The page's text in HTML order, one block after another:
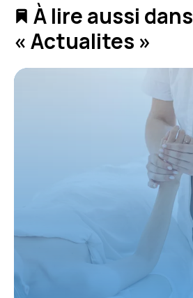
À lire aussi dans
« Actualites »